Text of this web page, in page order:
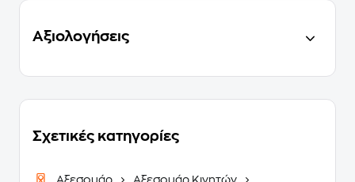
Αξιολογήσεις
Σχετικές κατηγορίες
Αξεσουάρ
Αξεσουάρ Κινητών